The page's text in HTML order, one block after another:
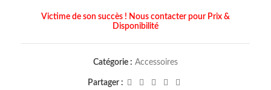
Victime de son succès ! Nous contacter pour Prix &
Disponibilité
Catégorie : Accessoires
Partager :